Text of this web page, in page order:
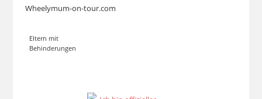
Wheelymum-on-tour.com
Eltern mit
Behinderungen